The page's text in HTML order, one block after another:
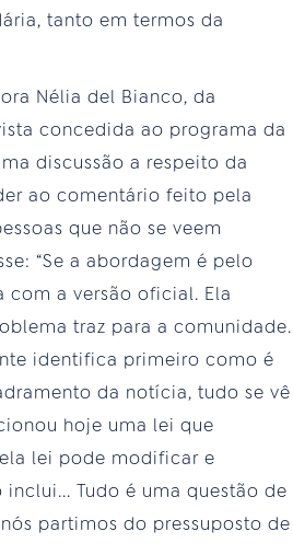
tanto em termos da
Nélia del Bianco, da
concedida ao programa da
discussão a respeito da
ao comentário feito pela
que não se veem
“Se a abordagem é pelo
a versão oficial. Ela
traz para a comunidade.
identifica primeiro como é
da notícia, tudo se vê
hoje uma lei que
lei pode modificar e
Tudo é uma questão de
partimos do pressuposto de